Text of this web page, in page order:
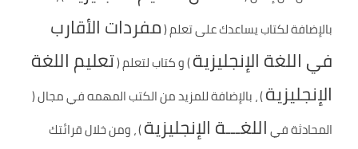
بالإضافة لكتاب يساعدك على تعلم (مفردات الأقارب
في اللغة الإنجليزية) و كتاب لتعلم (تعليم اللغة
الإنجليزية) ، بالإضافة للمزيد من الكتب المهمه في مجال (
المحادثة فياللغـــة الإنجليزية) ، ومن خلال قرائتك